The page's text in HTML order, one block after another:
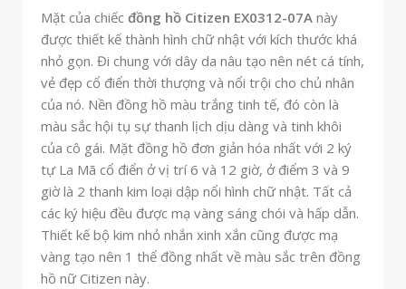
Mặt của chiếc đồng hồ Citizen EX0312-07A này
được thiết kế thành hình chữ nhật với kích thước khá
nhỏ gọn. Đi chung với dây da nâu tạo nên nét cá tính,
vẻ đẹp cổ điển thời thượng và nổi trội cho chủ nhân
của nó. Nền đồng hồ màu trắng tinh tế, đó còn là
màu sắc hội tụ sự thanh lịch dịu dàng và tinh khôi
của cô gái. Mặt đồng hồ đơn giản hóa nhất với 2 ký
tự La Mã cổ điển ở vị trí 6 và 12 giờ, ở điểm 3 và 9
giờ là 2 thanh kim loại dập nổi hình chữ nhật. Tất cả
các ký hiệu đều được mạ vàng sáng chói và hấp dẫn.
Thiết kế bộ kim nhỏ nhắn xinh xắn cũng được mạ
vàng tạo nên 1 thể đồng nhất về màu sắc trên đồng
hồ nữ Citizen này.